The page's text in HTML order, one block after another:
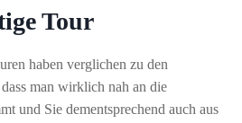
Tour
haben verglichen zu den
man wirklich nah an die
und Sie dementsprechend auch aus